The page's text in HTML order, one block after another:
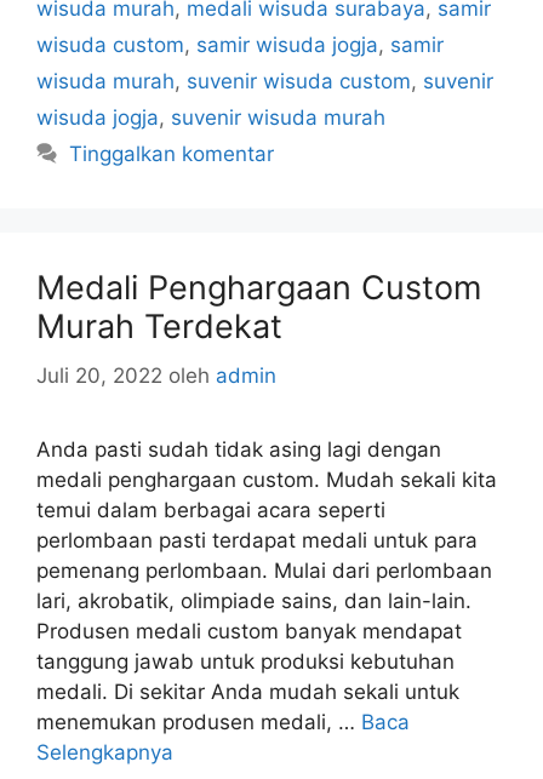
wisuda murah, medali wisuda surabaya, samir
wisuda custom, samir wisuda jogja, samir
wisuda murah, suvenir wisuda custom, suvenir
wisuda jogja, suvenir wisuda murah
Tinggalkan komentar
Medali Penghargaan Custom
Murah Terdekat
Juli 20, 2022 oleh admin
Anda pasti sudah tidak asing lagi dengan
medali penghargaan custom. Mudah sekali kita
temui dalam berbagai acara seperti
perlombaan pasti terdapat medali untuk para
pemenang perlombaan. Mulai dari perlombaan
lari, akrobatik, olimpiade sains, dan lain-lain.
Produsen medali custom banyak mendapat
tanggung jawab untuk produksi kebutuhan
medali. Di sekitar Anda mudah sekali untuk
menemukan produsen medali, … Baca
Selengkapnya